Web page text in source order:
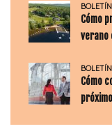
BOLETÍN
Cómo
verano
BOLETÍN
Cómo